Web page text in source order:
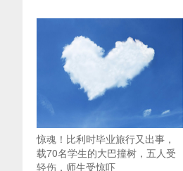
惊魂！比利时毕业旅行又出事，
载70名学生的大巴撞树，五人受
轻伤，师生受惊吓